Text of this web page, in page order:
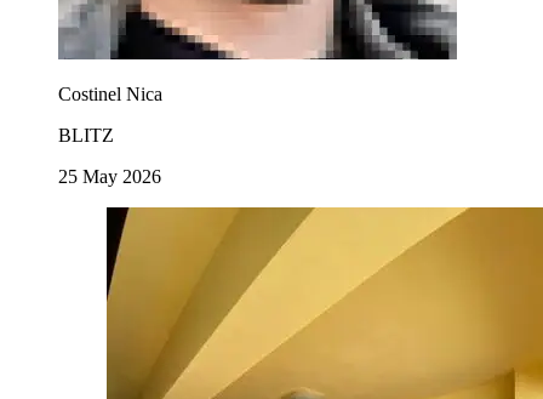
Costinel Nica
BLITZ
25 May 2026